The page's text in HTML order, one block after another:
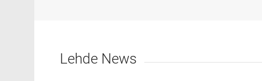
Lehde News